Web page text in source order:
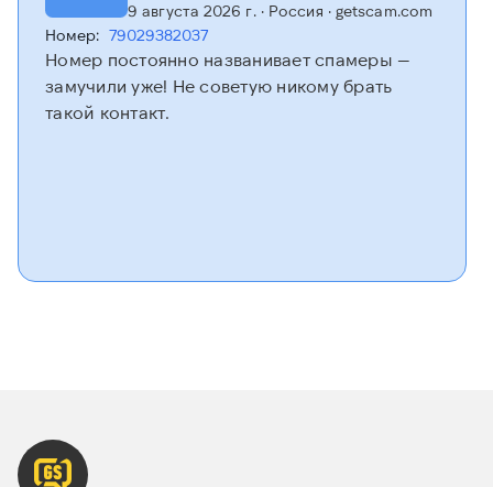
9 августа 2026 г.· Россия · getscam.com
Номер: 79029382037
Номер постоянно названивает спамеры —
замучили уже! Не советую никому брать
такой контакт.